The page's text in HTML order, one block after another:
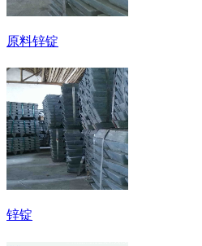
原料锌锭
锌锭